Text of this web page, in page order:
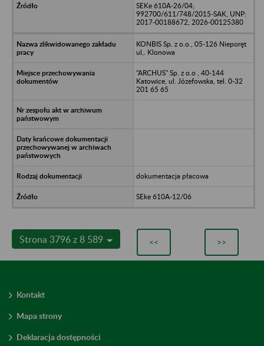
SEKe 610A-26/04;
992700/611/748/2015-SAK, UNP:
2017-00188672, 2026-00125380
KONBIS Sp. z o.o., 05-126 Nieporęt
ul,. Klonowa
"ARCHUS" Sp. z o.o , 40-144
Katowice, ul. Józefowska, tel. 0-32
201 65 65
dokumentacja płacowa
SEke 610A-12/06
Strona 3796 z 8 589 << >>
Kontakt
Mapa strony
Deklaracja dostępności